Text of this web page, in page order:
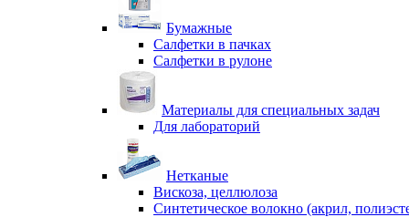
Бумажные
Салфетки в пачках
Салфетки в рулоне
Материалы для специальных задач
Для лабораторий
Нетканые
Вискоза, целлюлоза
Синтетическое волокно (акрил,